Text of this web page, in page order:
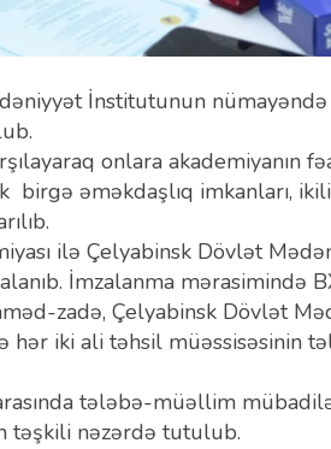
İnstitutunun
onlara akademiyanın
birgə əməkdaşlıq imkanları,
ilə Çelyabinsk Dövlət
İmzalanma mərasimində
zadə, Çelyabinsk Dövlət
hər iki ali təhsil müəssisəsinin
tələbə-müəllim
təşkili nəzərdə tutulub.